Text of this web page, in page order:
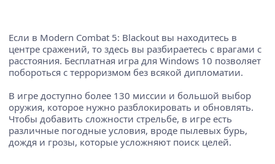
Если в Modern Combat 5: Blackout вы находитесь в
центре сражений, то здесь вы разбираетесь с врагами с
расстояния. Бесплатная игра для Windows 10 позволяет
побороться с терроризмом без всякой дипломатии.
В игре доступно более 130 миссии и большой выбор
оружия, которое нужно разблокировать и обновлять.
Чтобы добавить сложности стрельбе, в игре есть
различные погодные условия, вроде пылевых бурь,
дождя и грозы, которые усложняют поиск целей.